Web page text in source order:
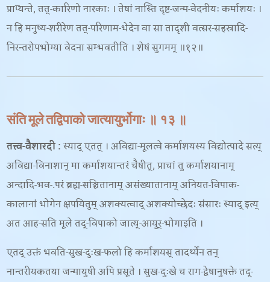
प्राप्यन्ते, तत्-कारिणो नारकाः । तेषां नास्ति दृष्ट-जन्म-वेदनीयः कर्माशयः ।
न हि मनुष्य-शरीरेण तत्-परिणाम-भेदेन वा सा तादृशी वत्सर-सहस्रादि-
निरन्तरोपभोग्या वेदना सम्भवतीति । शेषं सुगमम् ॥१२॥
संति मूले तद्विपाको जात्यायुर्भोगाः ॥ १३ ॥
तत्त्व-वैशारदी:स्याद् एतत् । अविद्या-मूलत्वे कर्माशयस्य विद्योत्पादे सत्य्
अविद्या-विनाशान् मा कर्माशयान्तरं चैषीत्, प्राचां तु कर्माशयानाम्
अन्दादि-भव-.परं ब्रह्म-सञ्चितानाम् असंख्यातानाम् अनियत-विपाक-
कालानां भोगेन क्षपयितुम् अशक्यत्वाद् अशक्योच्छेदः संसारः स्याद् इत्य्
अत आह-सति मूले तद्-विपाको जात्य्-आयुर्-भोगाइति ।
एतद् उक्तं भवति-सुख-दुःख-फलो हि कर्माशयस् तादर्थ्येन तन्
नान्तरीयकतया जन्मायुषी अपि प्रसूते । सुख-दुःखे च राग-द्वेषानुषक्ते तद्-